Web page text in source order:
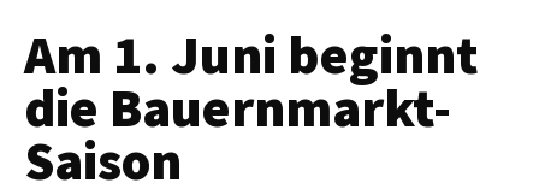
Am 1. Juni beginnt
die Bauernmarkt-
Saison